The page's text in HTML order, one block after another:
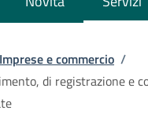
pane
Imprese e commercio /
di registrazione e